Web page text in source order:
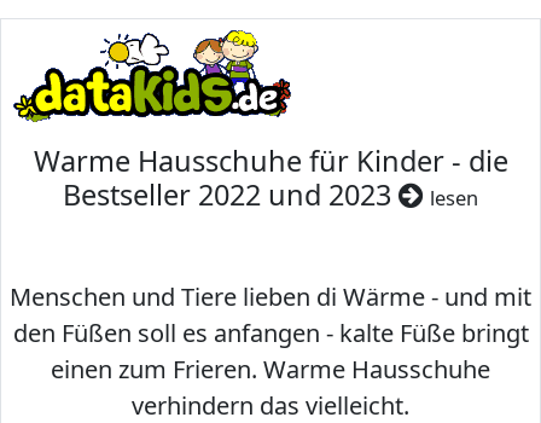
Warme Hausschuhe für Kinder - die
Bestseller 2022 und 2023
lesen
Menschen und Tiere lieben di Wärme - und mit
den Füßen soll es anfangen - kalte Füße bringt
einen zum Frieren. Warme Hausschuhe
verhindern das vielleicht.